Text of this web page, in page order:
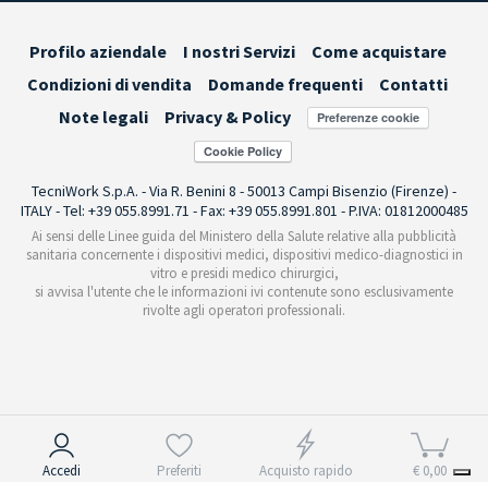
Accedi Preferiti Acquisto rapido € 0,00
Profilo aziendale I nostri Servizi
Come acquistare
Condizioni di vendita
Domande frequenti
Contatti
Note legali
Privacy & Policy Preferenze cookie
TecniWork S.p.A. - Via R. Benini 8 - 50013 Campi Bisenzio (Firenze) -
ITALY - Tel: +39 055.8991.71 - Fax: +39 055.8991.801 - P.IVA: 01812000485
Ai sensi delle Linee guida del Ministero della Salute relative alla pubblicità
sanitaria concernente i dispositivi medici, dispositivi medico-diagnostici in
vitro e presidi medico chirurgici,
si avvisa l'utente che le informazioni ivi contenute sono esclusivamente
rivolte agli operatori professionali.
Informativa sulla raccolta